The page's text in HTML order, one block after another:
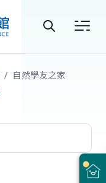
站
自然學友之家